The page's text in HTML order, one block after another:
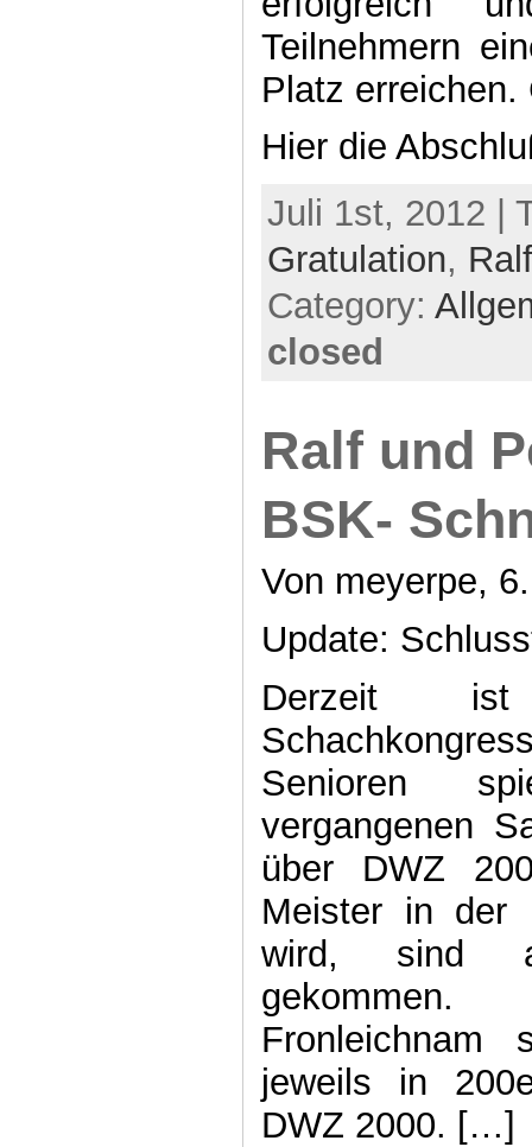
Teilnehmern
Platz erreichen.
Hier die
Juli 1st, 2012 |
Gratulation,
Category:
closed
Ralf und
BSK-
Von meyerpe,
Update:
Derzeit
Senioren
vergangenen
über DWZ
Meister in der
wird, sind
Fronleichnam
jeweils in
DWZ 2000. […]